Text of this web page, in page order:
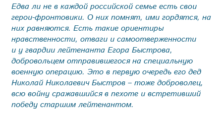
Едва ли не в каждой российской семье есть свои
герои-фронтовики. О них помнят, ими гордятся, на
них равняются. Есть такие ориентиры
нравственности, отваги и самоотверженности
и у гвардии лейтенанта Егора Быстрова,
добровольцем отправившегося на специальную
военную операцию. Это в первую очередь его дед
Николай Николаевич Быстров – тоже доброволец,
всю войну сражавшийся в пехоте и встретивший
победу старшим лейтенантом.